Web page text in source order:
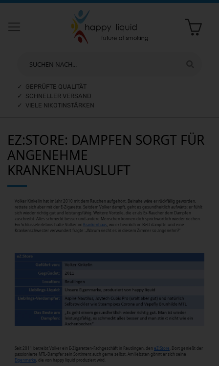
SUCHEN NACH...
✓ GEPRÜFTE QUALITÄT
✓ SCHNELLER VERSAND
✓ VIELE NIKOTINSTÄRKEN
EZ:STORE: DAMPFEN SORGT FÜR
ANGENEHME
KRANKENHAUSLUFT
Volker Kinkelin hat im Jahr 2010 mit dem Rauchen aufgehört. Beinahe wäre er rückfällig geworden,
rettete sich aber mit der E-Zigarette. Seitdem Volker dampft, geht es gesundheitlich aufwärts; er fühlt
sich wieder richtig gut und leistungsfähig. Weitere Vorteile, die er als Ex-Raucher dem Dampfen
zuschreibt: Alles schmeckt besser und andere Menschen können dich sprichwörtlich wieder riechen.
Ein Schlüsselerlebnis hatte Volker im Krankenhaus , wo er heimlich im Bett dampfte und eine
Krankenschwester verwundert fragte: „Warum riecht es in diesem Zimmer so angenehm?“
Seit 2011 betreibt Volker ein E-Zigaretten-Fachgeschäft in Reutlingen, den eZ:Store . Dort genießt der
passionierte MTL-Dampfer sein Sortiment auch gerne selbst. Am liebsten gönnt er sich seine
Eigenmarke , die von happy liquid produziert wird.